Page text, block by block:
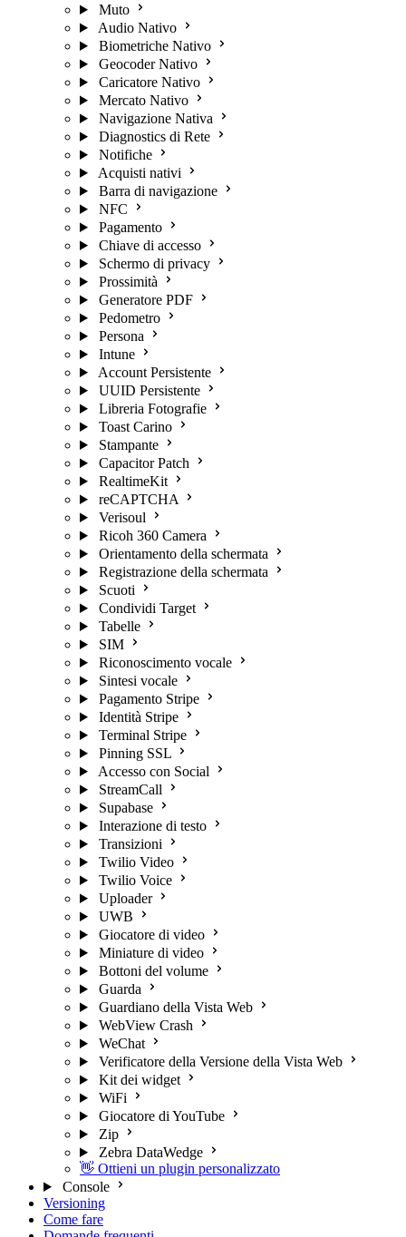
Muto
Audio Nativo
Biometriche Nativo
Geocoder Nativo
Caricatore Nativo
Mercato Nativo
Navigazione Nativa
Diagnostics di Rete
Notifiche
Acquisti nativi
Barra di navigazione
NFC
Pagamento
Chiave di accesso
Schermo di privacy
Prossimità
Generatore PDF
Pedometro
Persona
Intune
Account Persistente
UUID Persistente
Libreria Fotografie
Toast Carino
Stampante
Capacitor Patch
RealtimeKit
reCAPTCHA
Verisoul
Ricoh 360 Camera
Orientamento della schermata
Registrazione della schermata
Scuoti
Condividi Target
Tabelle
SIM
Riconoscimento vocale
Sintesi vocale
Pagamento Stripe
Identità Stripe
Terminal Stripe
Pinning SSL
Accesso con Social
StreamCall
Supabase
Interazione di testo
Transizioni
Twilio Video
Twilio Voice
Uploader
UWB
Giocatore di video
Miniature di video
Bottoni del volume
Guarda
Guardiano della Vista Web
WebView Crash
WeChat
Verificatore della Versione della Vista Web
Kit dei widget
WiFi
Giocatore di YouTube
Zip
Zebra DataWedge
👋 Ottieni un plugin personalizzato
Console
Versioning
Come fare